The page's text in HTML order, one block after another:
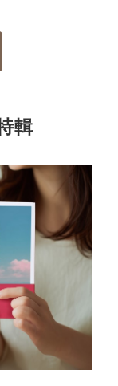
輯